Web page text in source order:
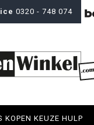
0320 - 748 074
KOPEN KEUZE HULP